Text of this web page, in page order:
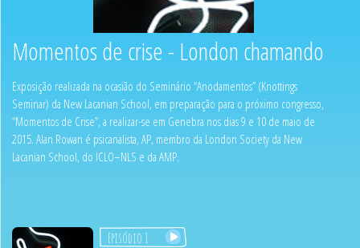
Momentos de crise - London chamando
Exposição realizada na ocasião do Seminário “Anodamentos” (Knottings
Seminar) da New Lacanian School, em preparação para o próximo congresso,
“Momentos de Crise”, a realizar-se em Genebra nos dias 9 e 10 de maio de
2015. Alan Rowan é psicanalista, AP, membro da London Society da New
Lacanian School, do ICLO–NLS e da AMP.
Episódio 1